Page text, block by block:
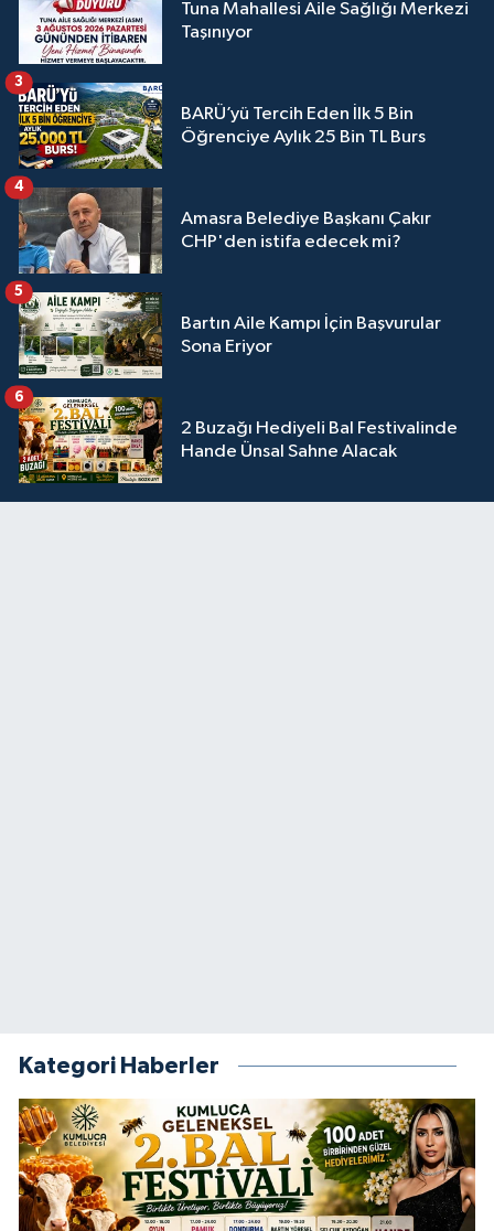
Tuna Mahallesi Aile Sağlığı Merkezi
Taşınıyor
BARÜ’yü Tercih Eden İlk 5 Bin
Öğrenciye Aylık 25 Bin TL Burs
3
Amasra Belediye Başkanı Çakır
CHP'den istifa edecek mi?
4
Bartın Aile Kampı İçin Başvurular
Sona Eriyor
5
2 Buzağı Hediyeli Bal Festivalinde
Hande Ünsal Sahne Alacak
6
Kategori Haberler